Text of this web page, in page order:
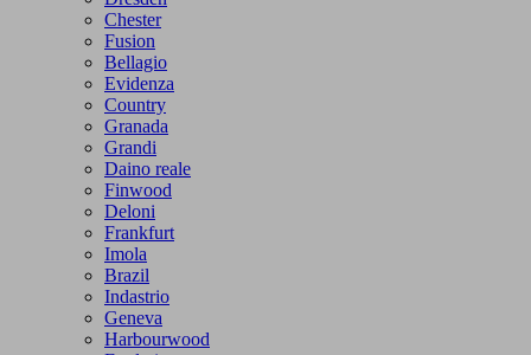
Chester
Fusion
Bellagio
Evidenza
Country
Granada
Grandi
Daino reale
Finwood
Deloni
Frankfurt
Imola
Brazil
Indastrio
Geneva
Harbourwood